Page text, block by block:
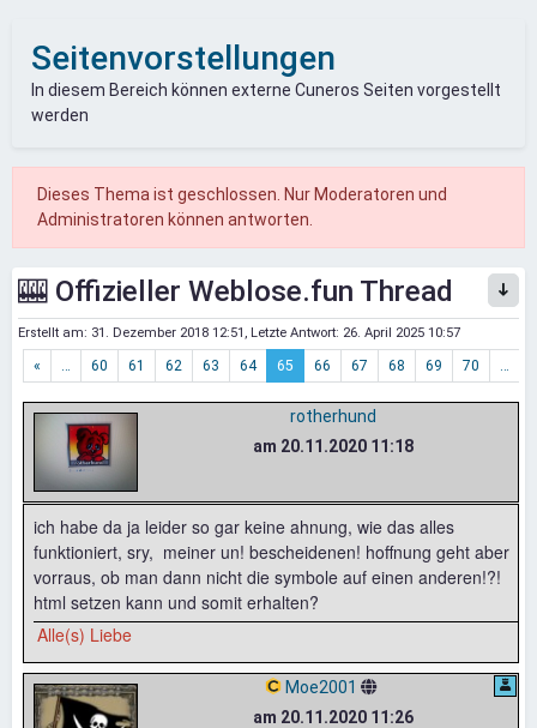
Seitenvorstellungen
In diesem Bereich können externe Cuneros Seiten vorgestellt
werden
Dieses Thema ist geschlossen. Nur Moderatoren und
Administratoren können antworten.
🎰 Offizieller Weblose.fun Thread
Erstellt am: 31. Dezember 2018 12:51 , Letzte Antwort: 26. April 2025 10:57
« … 60 61 62 63 64 65 66 67 68 69 70 …
rotherhund
am 20.11.2020 11:18
ich habe da ja leider so gar keine ahnung, wie das alles
funktioniert, sry, meiner un! bescheidenen! hoffnung geht aber
vorraus, ob man dann nicht die symbole auf einen anderen!?!
html setzen kann und somit erhalten?
Alle(s) Liebe
Moe2001
am 20.11.2020 11:26